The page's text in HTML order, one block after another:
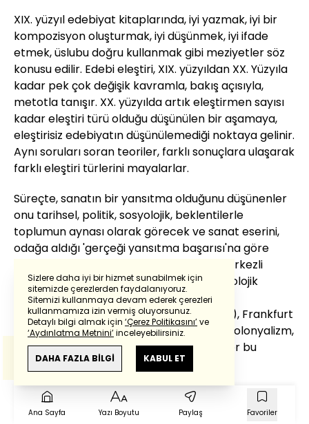
XIX. yüzyıl edebiyat kitaplarında, iyi yazmak, iyi bir
kompozisyon oluşturmak, iyi düşünmek, iyi ifade
etmek, üslubu doğru kullanmak gibi meziyetler söz
konusu edilir. Edebi eleştiri, XIX. yüzyıldan XX. Yüzyıla
kadar pek çok değişik kavramla, bakış açısıyla,
metotla tanışır. XX. yüzyılda artık eleştirmen sayısı
kadar eleştiri türü olduğu düşünülen bir aşamaya,
eleştirisiz edebiyatın düşünülemediği noktaya gelinir.
Aynı soruları soran teoriler, farklı sonuçlara ulaşarak
farklı eleştiri türlerini mayalarlar.
Süreçte, sanatın bir yansıtma olduğunu düşünenler
onu tarihsel, politik, sosyolojik, beklentilerle
toplumun aynası olarak görecek ve sanat eserini,
odağa aldığı 'gerçeği yansıtma başarısı'na göre
konumlandıracaktır. Bunlara, 'toplum merkezli
eleştiri'ler denebilir. Tarihsel Eleştiri, Sosyolojik
Eleştiri, Marksist Yazın Yorumu (Tarihsel
Materyalist/Tarihi Maddeci Yazın Kuramı), Frankfurt
Okulu/ Eleştirel Teori, Kolonyalizm, Post Kolonyalizm,
Kültür Bilim, Yeni Tarihselcilik gibi eleştiriler bu
türdendir.
Yazarın kendisini tanımanın, yaşam öyküsünü
bilmenin yahut bilinçaltına nüfuz edebilmenin, metni
Ana Sayfa Yazı Boyutu Paylaş Favoriler
Sizlere daha iyi bir hizmet sunabilmek için
sitemizde çerezlerden faydalanıyoruz.
Sitemizi kullanmaya devam ederek çerezleri
kullanmamıza izin vermiş oluyorsunuz.
Detaylı bilgi almak için ‘Çerez Politikasını’ve
‘Aydınlatma Metnini’inceleyebilirsiniz.
DAHA FAZLA BİLGİ KABUL ET
Powered by Translate
Bu çevirideGoogle Transletekullanılmıştır.
Anlam ve çeviri hatalarından
haberturk.com
sorumlu değildir.